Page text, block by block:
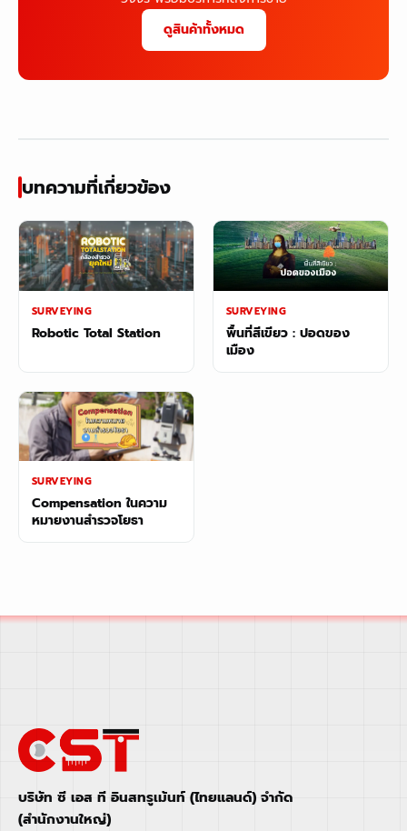
ดูสินค้าทั้งหมด
บทความที่เกี่ยวข้อง
SURVEYING
Robotic Total Station
SURVEYING
พื้นที่สีเขียว : ปอดของ
เมือง
SURVEYING
Compensation ในความ
หมายงานสำรวจโยธา
บริษัท ซี เอส ที อินสทรูเม้นท์ (ไทยแลนด์) จำกัด
(สำนักงานใหญ่)